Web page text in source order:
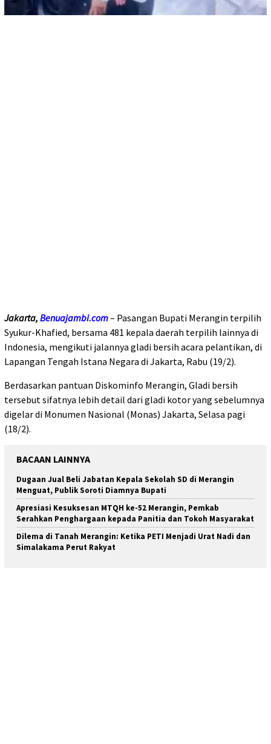
Jakarta, Benuajambi.com– Pasangan Bupati Merangin terpilih
Syukur-Khafied, bersama 481 kepala daerah terpilih lainnya di
Indonesia, mengikuti jalannya gladi bersih acara pelantikan, di
Lapangan Tengah Istana Negara di Jakarta, Rabu (19/2).
Berdasarkan pantuan Diskominfo Merangin, Gladi bersih
tersebut sifatnya lebih detail dari gladi kotor yang sebelumnya
digelar di Monumen Nasional (Monas) Jakarta, Selasa pagi
(18/2).
BACAAN LAINNYA
Dugaan Jual Beli Jabatan Kepala Sekolah SD di Merangin
Menguat, Publik Soroti Diamnya Bupati
Apresiasi Kesuksesan MTQH ke-52 Merangin, Pemkab
Serahkan Penghargaan kepada Panitia dan Tokoh Masyarakat
Dilema di Tanah Merangin: Ketika PETI Menjadi Urat Nadi dan
Simalakama Perut Rakyat